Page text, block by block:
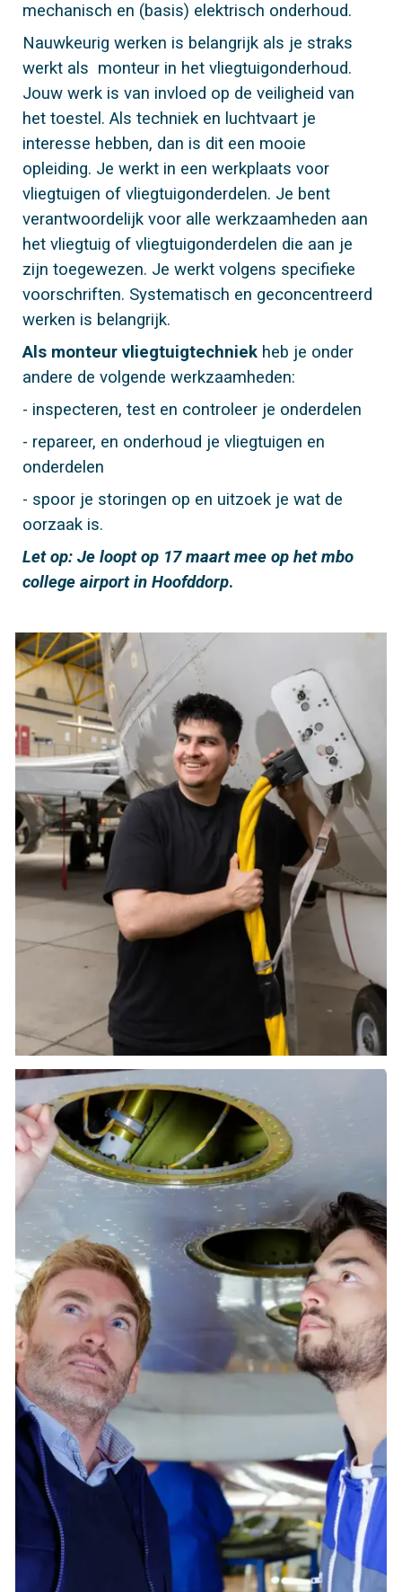
mechanisch en (basis) elektrisch onderhoud.
Nauwkeurig werken is belangrijk als je straks
werkt als monteur in het vliegtuigonderhoud.
Jouw werk is van invloed op de veiligheid van
het toestel. Als techniek en luchtvaart je
interesse hebben, dan is dit een mooie
opleiding. Je werkt in een werkplaats voor
vliegtuigen of vliegtuigonderdelen. Je bent
verantwoordelijk voor alle werkzaamheden aan
het vliegtuig of vliegtuigonderdelen die aan je
zijn toegewezen. Je werkt volgens specifieke
voorschriften. Systematisch en geconcentreerd
werken is belangrijk.
Als monteur vliegtuigtechniek heb je onder
andere de volgende werkzaamheden:
- inspecteren, test en controleer je onderdelen
- repareer, en onderhoud je v liegtuigen en
onderdelen
- spoor je storingen op en uitzoek je wat de
oorzaak is.
Let op: Je loopt op 17 maart mee op het mbo
college airport in Hoofddorp.